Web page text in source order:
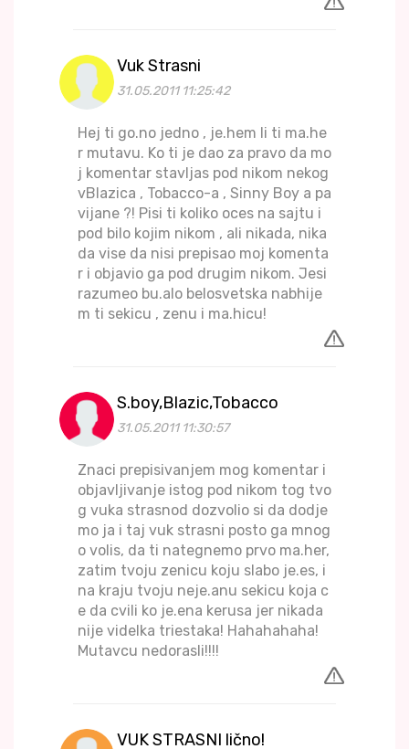
Vuk Strasni
31.05.2011 11:25:42
Hej ti go.no jedno , je.hem li ti ma.he
r mutavu. Ko ti je dao za pravo da mo
j komentar stavljas pod nikom nekog
vBlazica , Tobacco-a , Sinny Boy a pa
vijane ?! Pisi ti koliko oces na sajtu i
pod bilo kojim nikom , ali nikada, nika
da vise da nisi prepisao moj komenta
r i objavio ga pod drugim nikom. Jesi
razumeo bu.alo belosvetska nabhije
m ti sekicu , zenu i ma.hicu!
S.boy,Blazic,Tobacco
31.05.2011 11:30:57
Znaci prepisivanjem mog komentar i
objavljivanje istog pod nikom tog tvo
g vuka strasnod dozvolio si da dodje
mo ja i taj vuk strasni posto ga mnog
o volis, da ti nategnemo prvo ma.her,
zatim tvoju zenicu koju slabo je.es, i
na kraju tvoju neje.anu sekicu koja c
e da cvili ko je.ena kerusa jer nikada
nije videlka triestaka! Hahahahaha!
Mutavcu nedorasli!!!!
VUK STRASNI lično!